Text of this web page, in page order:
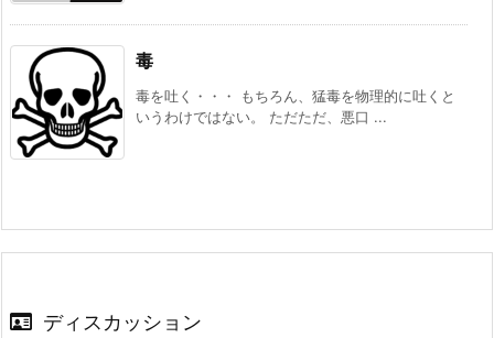
毒
毒を吐く・・・ もちろん、猛毒を物理的に吐くと
いうわけではない。 ただただ、悪口 ...
ディスカッション